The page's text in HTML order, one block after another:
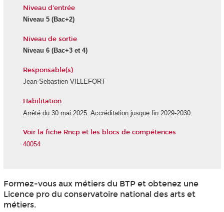
Niveau d'entrée
Niveau 5(Bac+2)
Niveau de sortie
Niveau 6(Bac+3 et 4)
Responsable(s)
Jean-Sebastien VILLEFORT
Habilitation
Arrêté du 30 mai 2025. Accréditation jusque fin 2029-2030.
Voir la fiche Rncp et les blocs de compétences
40054
Formez-vous aux métiers du BTP et obtenez une
Licence pro du conservatoire national des arts et
métiers.